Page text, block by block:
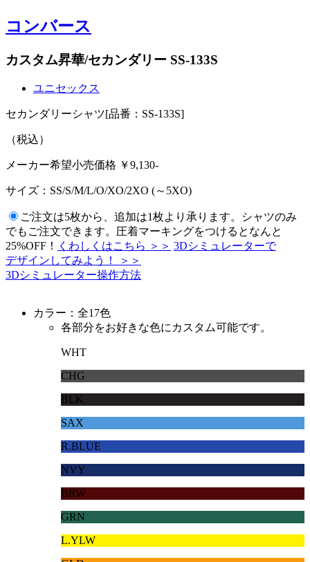
コンバース
カスタム昇華/セカンダリー SS-133S
ユニセックス
セカンダリーシャツ[品番：SS-133S]
（税込）
メーカー希望小売価格 ￥9,130-
サイズ： SS/S/M/L/O/XO/2XO (～5XO)
ご注文は5枚から、追加は1枚より承ります。シャツのみ
でもご注文できます。圧着マーキングをつけるとなんと
25%OFF！
くわしくはこちら ＞＞ 3Dシミュレーターで
デザインしてみよう！ ＞＞
3Dシミュレーター操作方法
カラー：全17色
各部分をお好きな色にカスタム可能です。
WHT
CHG
BLK
SAX
R.BLUE
NVY
BRW
GRN
L.YLW